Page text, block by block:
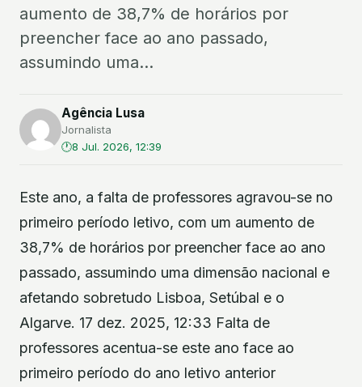
aumento de 38,7% de horários por
preencher face ao ano passado,
assumindo uma...
Agência Lusa
Jornalista
8 Jul. 2026, 12:39
Este ano, a falta de professores agravou-se no
primeiro período letivo, com um aumento de
38,7% de horários por preencher face ao ano
passado, assumindo uma dimensão nacional e
afetando sobretudo Lisboa, Setúbal e o
Algarve. 17 dez. 2025, 12:33 Falta de
professores acentua-se este ano face ao
primeiro período do ano letivo anterior